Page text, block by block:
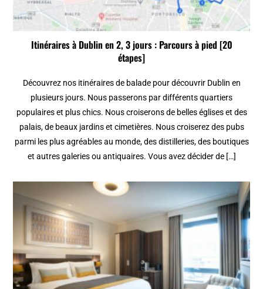
Itinéraires à Dublin en 2, 3 jours : Parcours à pied [20
étapes]
Découvrez nos itinéraires de balade pour découvrir Dublin en
plusieurs jours. Nous passerons par différents quartiers
populaires et plus chics. Nous croiserons de belles églises et des
palais, de beaux jardins et cimetières. Nous croiserez des pubs
parmi les plus agréables au monde, des distilleries, des boutiques
et autres galeries ou antiquaires. Vous avez décider de […]